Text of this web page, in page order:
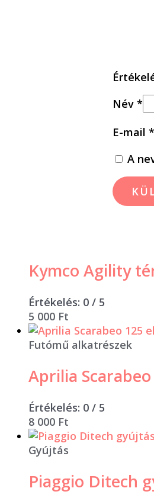
Név *
E-mail *
A
Kymco Agility
Értékelés: 0 / 5
5 000 Ft
Futómű alkatrészek
Aprilia
Értékelés: 0 / 5
8 000 Ft
Gyújtás
Piaggio Ditech